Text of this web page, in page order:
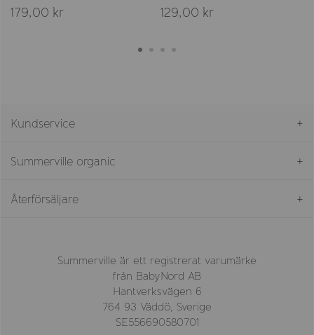
179,00 kr 129,00 kr
Kundservice
Summerville organic
Återförsäljare
Summerville är ett registrerat varumärke
från BabyNord AB
Hantverksvägen 6
764 93 Väddö, Sverige
SE556690580701